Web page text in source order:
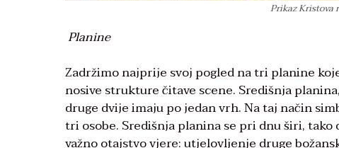
Prikaz Kristova
Planine
Zadržimo najprije svoj pogled na tri planine
nosive strukture čitave scene. Središnja
druge dvije imaju po jedan vrh. Na taj način
tri osobe. Središnja planina se pri dnu širi,
važno otajstvo vjere: utjelovljenje druge